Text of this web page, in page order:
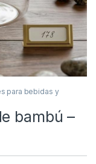
para bebidas y
bambú –